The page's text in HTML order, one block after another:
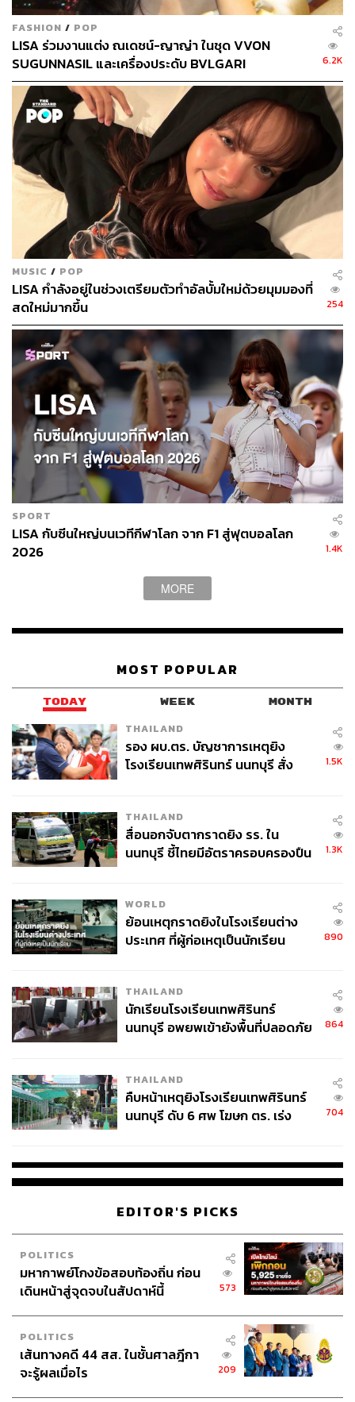
FASHION / POP
LISA ร่วมงานแต่ง ณเดชน์-ญาญ่า ในชุด VVON
SUGUNNASIL และเครื่องประดับ BVLGARI
6.2K
MUSIC / POP
LISA กำลังอยู่ในช่วงเตรียมตัวทำอัลบั้มใหม่ด้วยมุมมองที่
สดใหม่มากขึ้น
254
SPORT
LISA กับซีนใหญ่บนเวทีกีฬาโลก จาก F1 สู่ฟุตบอลโลก
2026
1.4K
MORE
MOST POPULAR
TODAY WEEK MONTH
THAILAND
รอง ผบ.ตร. บัญชาการเหตุยิง
โรงเรียนเทพศิรินทร์ นนทบุรี สั่ง
1.5K
THAILAND
สื่อนอกจับตากราดยิง รร. ใน
นนทบุรี ชี้ไทยมีอัตราครอบครองปืน
1.3K
WORLD
ย้อนเหตุกราดยิงในโรงเรียนต่าง
ประเทศ ที่ผู้ก่อเหตุเป็นนักเรียน
890
THAILAND
นักเรียนโรงเรียนเทพศิรินทร์
นนทบุรี อพยพเข้ายังพื้นที่ปลอดภัย
864
THAILAND
คืบหน้าเหตุยิงโรงเรียนเทพศิรินทร์
นนทบุรี ดับ 6 ศพ โฆษก ตร. เร่ง
704
EDITOR'S PICKS
POLITICS
มหากาพย์โกงข้อสอบท้องถิ่น ก่อน
เดินหน้าสู่จุดจบในสัปดาห์นี้
573
POLITICS
เส้นทางคดี 44 สส. ในชั้นศาลฎีกา
จะรู้ผลเมื่อไร
209